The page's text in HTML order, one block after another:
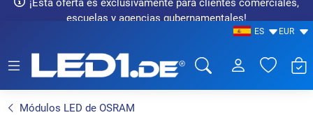
¡Esta oferta es exclusivamente para clientes comerciales,
escuelas y agencias gubernamentales!
ES EUR
Módulos LED de OSRAM